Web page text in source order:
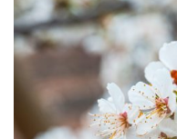
Timorex
Gold®
sobre
flor